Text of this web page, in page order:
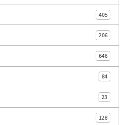
405
206
646
84
23
128